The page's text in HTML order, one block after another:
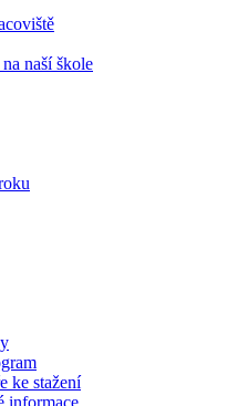
naší škole
ke stažení
informace